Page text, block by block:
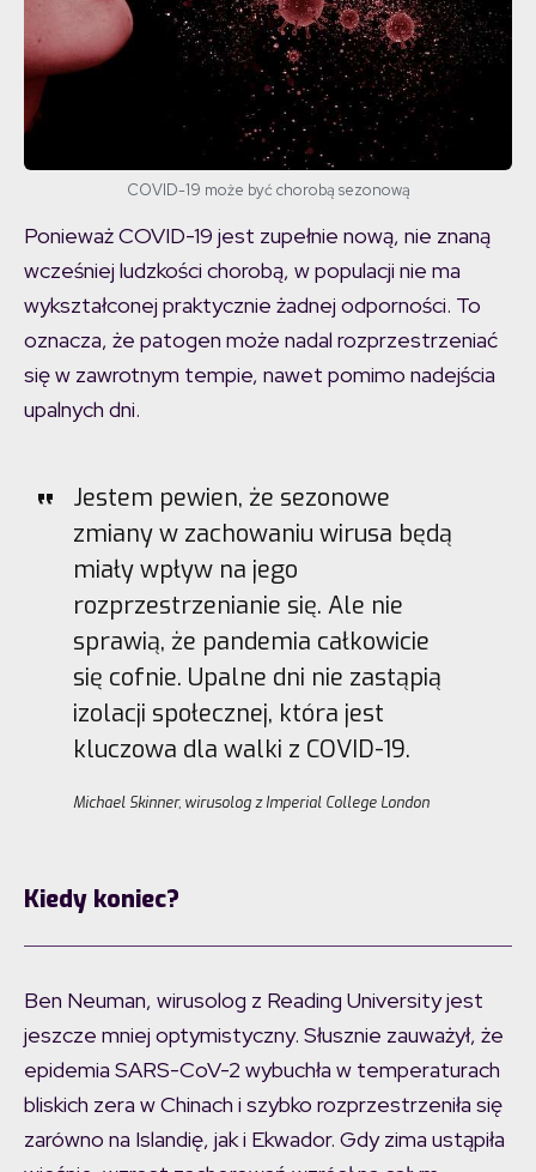
COVID-19 może być chorobą sezonową
Ponieważ COVID-19 jest zupełnie nową, nie znaną
wcześniej ludzkości chorobą, w populacji nie ma
wykształconej praktycznie żadnej odporności. To
oznacza, że patogen może nadal rozprzestrzeniać
się w zawrotnym tempie, nawet pomimo nadejścia
upalnych dni.
Jestem pewien, że sezonowe
zmiany w zachowaniu wirusa będą
miały wpływ na jego
rozprzestrzenianie się. Ale nie
sprawią, że pandemia całkowicie
się cofnie. Upalne dni nie zastąpią
izolacji społecznej, która jest
kluczowa dla walki z COVID-19.
Michael Skinner, wirusolog z Imperial College London
Kiedy koniec?
Ben Neuman, wirusolog z Reading University jest
jeszcze mniej optymistyczny. Słusznie zauważył, że
epidemia SARS-CoV-2 wybuchła w temperaturach
bliskich zera w Chinach i szybko rozprzestrzeniła się
zarówno na Islandię, jak i Ekwador. Gdy zima ustąpiła